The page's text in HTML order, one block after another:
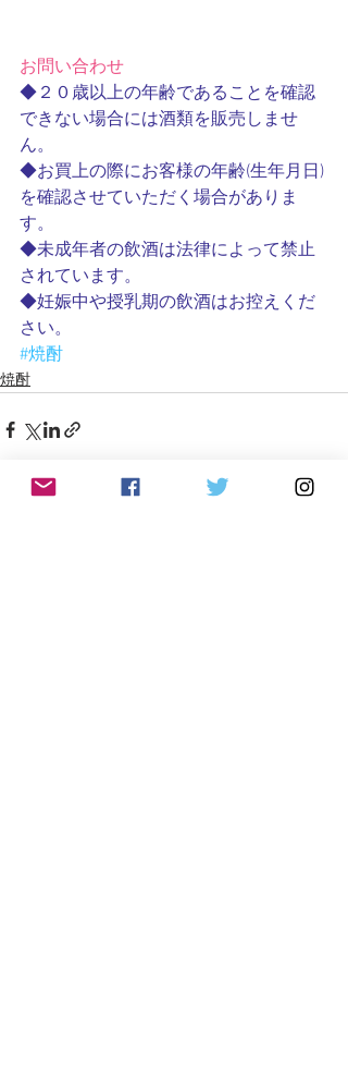
お問い合わせ
◆２０歳以上の年齢であることを確認
できない場合には酒類を販売しませ
ん。
◆お買上の際にお客様の年齢(生年月日)
を確認させていただく場合がありま
す。
◆未成年者の飲酒は法律によって禁止
されています。
◆妊娠中や授乳期の飲酒はお控えくだ
さい。
#焼酎
焼酎